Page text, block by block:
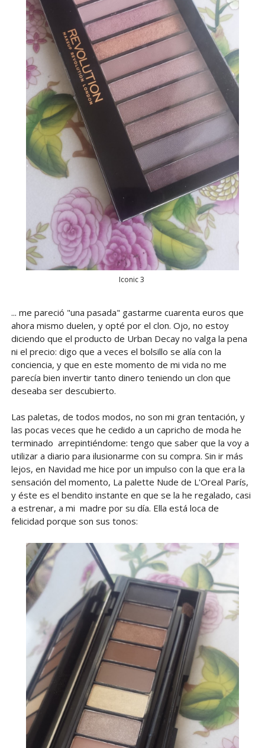
Iconic 3
... me pareció "una pasada" gastarme cuarenta euros que
ahora mismo duelen, y opté por el clon. Ojo, no estoy
diciendo que el producto de Urban Decay no valga la pena
ni el precio: digo que a veces el bolsillo se alía con la
conciencia, y que en este momento de mi vida no me
parecía bien invertir tanto dinero teniendo un clon que
deseaba ser descubierto.
Las paletas, de todos modos, no son mi gran tentación, y
las pocas veces que he cedido a un capricho de moda he
terminado arrepintiéndome: tengo que saber que la voy a
utilizar a diario para ilusionarme con su compra. Sin ir más
lejos, en Navidad me hice por un impulso con la que era la
sensación del momento, La palette Nude de L'Oreal París,
y éste es el bendito instante en que se la he regalado, casi
a estrenar, a mi madre por su día. Ella está loca de
felicidad porque son sus tonos: